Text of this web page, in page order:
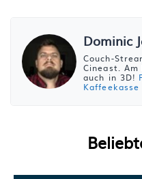
Dominic
Couch-
Cineast.
auch in 3D!
Kaffeekasse